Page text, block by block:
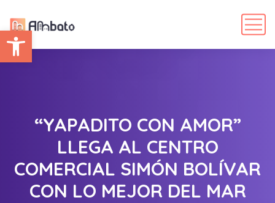
Abrir barra de herramientas
“YAPADITO CON AMOR”
LLEGA AL CENTRO
COMERCIAL SIMÓN BOLÍVAR
CON LO MEJOR DEL MAR